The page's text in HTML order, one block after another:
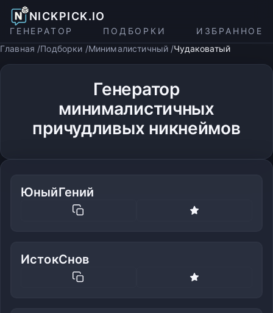
NICKPICK.IO
ГЕНЕРАТОР ПОДБОРКИ
ИЗБРАННОЕ
Главная
Подборки Минималистичный Чудаковатый
Генератор
минималистичных
причудливых никнеймов
ЮныйГений
ИстокСнов